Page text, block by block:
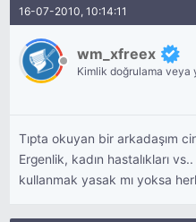
16-07-2010, 10:14:11
wm_xfreex
Kimlik doğrulama veya
Tıpta okuyan bir arkadaşım
Ergenlik, kadın hastalıkları
kullanmak yasak mı yoksa